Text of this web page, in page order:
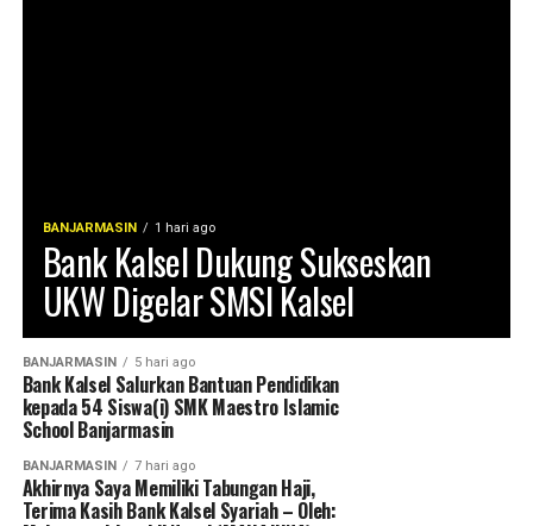
BANJARMASIN 1 hari ago
Bank Kalsel Dukung Sukseskan
UKW Digelar SMSI Kalsel
BANJARMASIN 5 hari ago
Bank Kalsel Salurkan Bantuan Pendidikan
kepada 54 Siswa(i) SMK Maestro Islamic
School Banjarmasin
BANJARMASIN 7 hari ago
Akhirnya Saya Memiliki Tabungan Haji,
Terima Kasih Bank Kalsel Syariah – Oleh: